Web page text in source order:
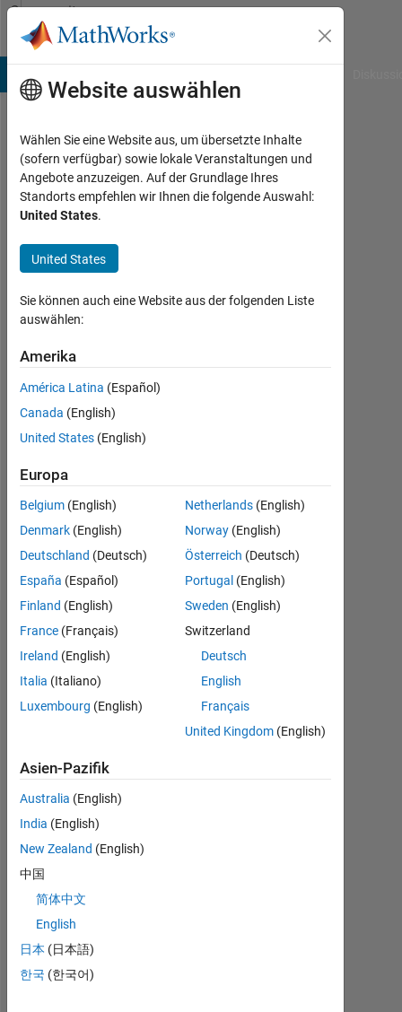
Weiter zum Inhalt
Community
Profile
kaixi
gu
Last
mehr
als 3
Jahre
Aktiv
seit
2022
0
Following:
0
Follow
Dashboard
Statistik
MATLAB Answers
BEITRÄGE L
0
2
Website auswählen
Wählen Sie eine Website aus, um übersetzte Inhalte
(sofern verfügbar) sowie lokale Veranstaltungen und
Angebote anzuzeigen. Auf der Grundlage Ihres
Standorts empfehlen wir Ihnen die folgende Auswahl:
United States.
United States
Sie können auch eine Website aus der folgenden Liste
auswählen:
Amerika
América Latina (Español)
Canada (English)
United States (English)
Europa
Belgium (English)
Denmark (English)
Deutschland (Deutsch)
España (Español)
Finland (English)
France (Français)
Ireland (English)
Italia (Italiano)
Luxembourg (English)
Netherlands (English)
Norway (English)
Österreich (Deutsch)
Portugal (English)
Sweden (English)
Switzerland
Deutsch
English
Français
United Kingdom (English)
Asien-Pazifik
Australia (English)
India (English)
New Zealand (English)
中国
简体中文
English
日本 (日本語)
한국 (한국어)